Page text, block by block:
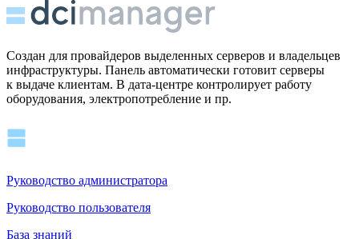
Cоздан для провайдеров выделенных серверов и владельцев
инфраструктуры. Панель автоматически готовит серверы
к выдаче клиентам. В дата-центре контролирует работу
оборудования, электропотребление и пр.
Руководство администратора
Руководство пользователя
База знаний